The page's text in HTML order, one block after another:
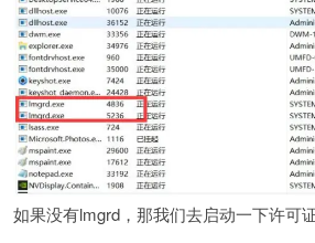
如果没有lmgrd，那我们去启动一下许可